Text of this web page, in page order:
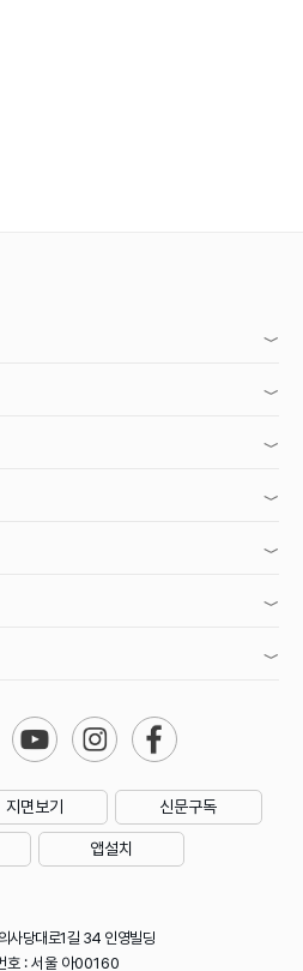
지면보기 신문구독
앱설치
사당대로1길 34 인영빌딩
: 서울 아00160